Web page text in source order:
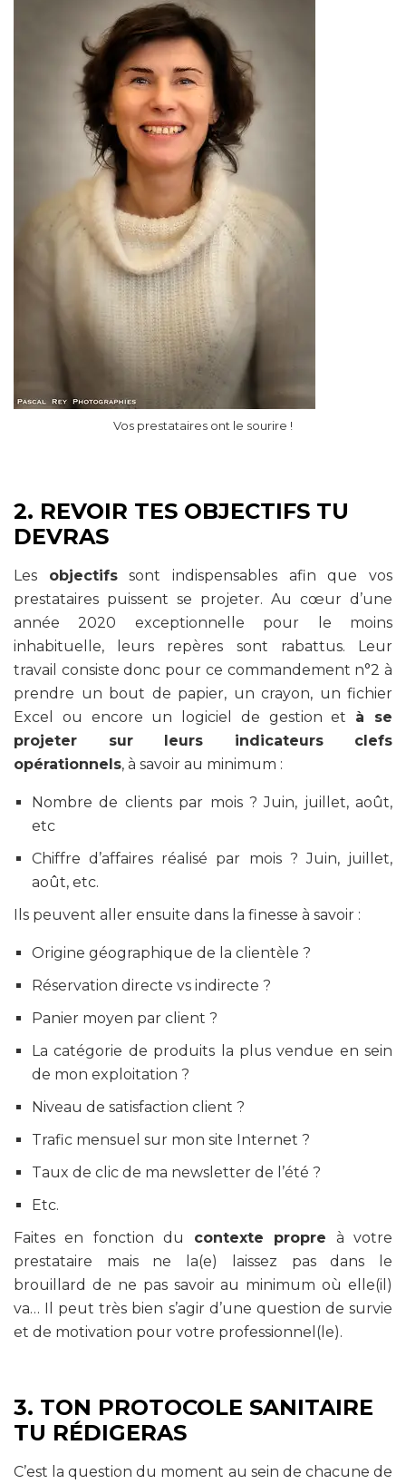
Vos prestataires ont le sourire !
2. REVOIR TES OBJECTIFS TU
DEVRAS
Les objectifssont indispensables afin que vos
prestataires puissent se projeter. Au cœur d’une
année 2020 exceptionnelle pour le moins
inhabituelle, leurs repères sont rabattus. Leur
travail consiste donc pour ce commandement n°2 à
prendre un bout de papier, un crayon, un fichier
Excel ou encore un logiciel de gestion et à se
projeter sur leurs indicateurs clefs
opérationnels, à savoir au minimum :
Nombre de clients par mois ? Juin, juillet, août,
etc
Chiffre d’affaires réalisé par mois ? Juin, juillet,
août, etc.
Ils peuvent aller ensuite dans la finesse à savoir :
Origine géographique de la clientèle ?
Réservation directe vs indirecte ?
Panier moyen par client ?
La catégorie de produits la plus vendue en sein
de mon exploitation ?
Niveau de satisfaction client ?
Trafic mensuel sur mon site Internet ?
Taux de clic de ma newsletter de l’été ?
Etc.
Faites en fonction du contexte propre à votre
prestataire mais ne la(e) laissez pas dans le
brouillard de ne pas savoir au minimum où elle(il)
va… Il peut très bien s’agir d’une question de survie
et de motivation pour votre professionnel(le).
3. TON PROTOCOLE SANITAIRE
TU RÉDIGERAS
C’est la question du moment au sein de chacune de